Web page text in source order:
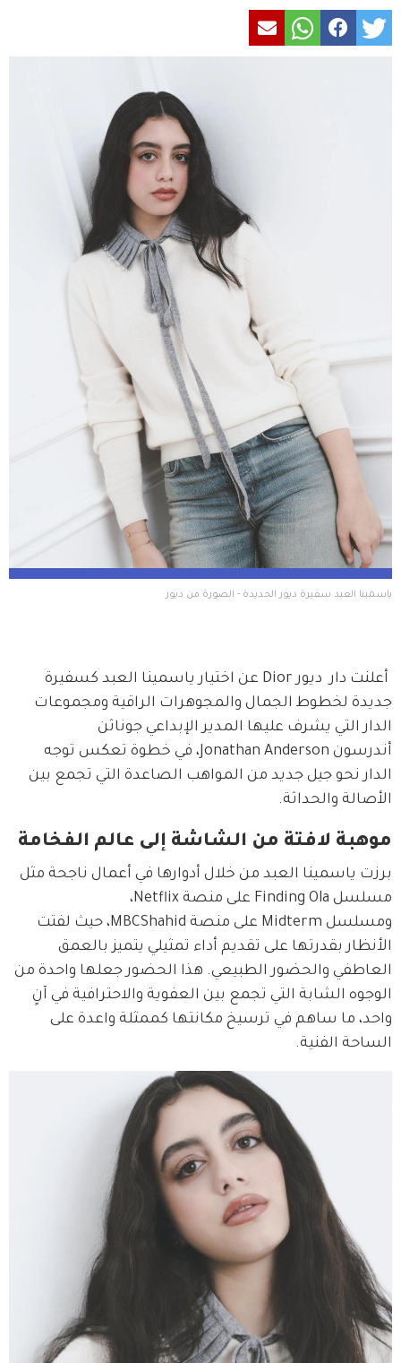
ياسمينا العبد سفيرة ديور الجديدة - الصورة من ديور
أعلنت دار  ديور Dior عن اختيار ياسمينا العبد كسفيرة
جديدة لخطوط الجمال والمجوهرات الراقية ومجموعات
الدار التي يشرف عليها المدير الإبداعي جوناثن
أندرسون Jonathan Anderson، في خطوة تعكس توجه
الدار نحو جيل جديد من المواهب الصاعدة التي تجمع بين
الأصالة والحداثة.
موهبة لافتة من الشاشة إلى عالم الفخامة
برزت ياسمينا العبد من خلال أدوارها في أعمال ناجحة مثل
مسلسل Finding Ola على منصة Netflix،
ومسلسل Midterm على منصة MBCShahid، حيث لفتت
الأنظار بقدرتها على تقديم أداء تمثيلي يتميز بالعمق
العاطفي والحضور الطبيعي. هذا الحضور جعلها واحدة من
الوجوه الشابة التي تجمع بين العفوية والاحترافية في آنٍ
واحد، ما ساهم في ترسيخ مكانتها كممثلة واعدة على
الساحة الفنية.